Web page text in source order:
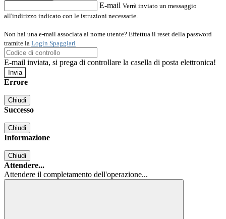
E-mail Verrà inviato un messaggio
all'indirizzo indicato con le istruzioni necessarie.
Non hai una e-mail associata al nome utente? Effettua il reset della password
tramite la Login Spaggiari
E-mail inviata, si prega di controllare la casella di posta elettronica!
Errore
Chiudi
Successo
Chiudi
Informazione
Chiudi
Attendere...
Attendere il completamento dell'operazione...